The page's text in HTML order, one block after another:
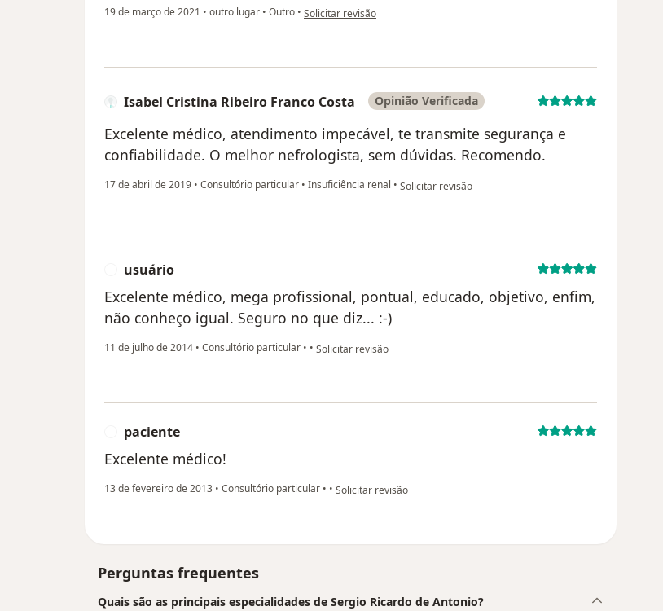
19 de março de 2021 • outro lugar • Outro • na opinião do utilizador Carolina
Solicitar revisão
Isabel Cristina Ribeiro Franco Costa Opinião Verificada
Excelente médico, atendimento impecável, te transmite segurança e
confiabilidade. O melhor nefrologista, sem dúvidas. Recomendo.
17 de abril de 2019 • Consultório particular • Insuficiência renal • na opinião do utilizador Isabel Cristina Ribeiro Franco Costa
Solicitar revisão
usuário
Excelente médico, mega profissional, pontual, educado, objetivo, enfim,
não conheço igual. Seguro no que diz... :-)
11 de julho de 2014 • Consultório particular • • na opinião do utilizador usuário
Solicitar revisão
paciente
Excelente médico!
13 de fevereiro de 2013 • Consultório particular • • na opinião do utilizador paciente
Solicitar revisão
Perguntas frequentes
Quais são as principais especialidades de Sergio Ricardo de Antonio?